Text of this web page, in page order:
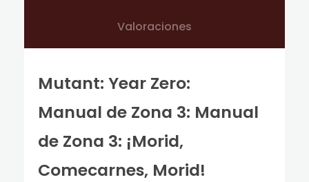
Valoraciones
Mutant: Year Zero:
Manual de Zona 3: Manual
de Zona 3: ¡Morid,
Comecarnes, Morid!